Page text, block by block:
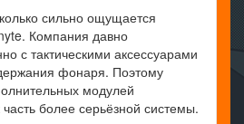
сильно ощущается
Компания давно
с тактическими аксессуарами
фонаря. Поэтому
модулей
более серьёзной системы.